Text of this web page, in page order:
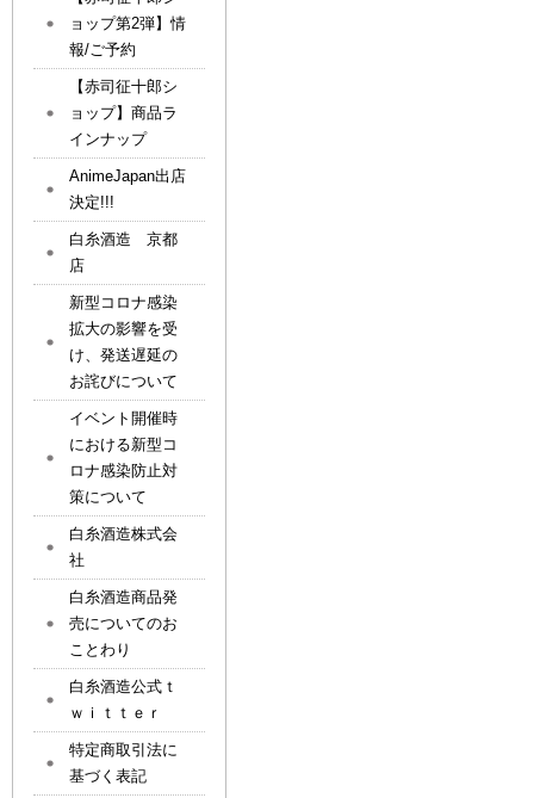
ョップ第2弾】情
報/ご予約
【赤司征十郎シ
ョップ】商品ラ
インナップ
AnimeJapan出店
決定!!!
白糸酒造 京都
店
新型コロナ感染
拡大の影響を受
け、発送遅延の
お詫びについて
イベント開催時
における新型コ
ロナ感染防止対
策について
白糸酒造株式会
社
白糸酒造商品発
売についてのお
ことわり
白糸酒造公式ｔ
ｗｉｔｔｅｒ
特定商取引法に
基づく表記